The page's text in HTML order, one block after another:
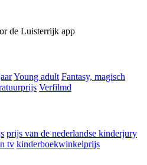
de Luisterrijk app
Young adult Fantasy, magisch
Verfilmd
prijs van de nederlandse kinderjury
tv kinderboekwinkelprijs